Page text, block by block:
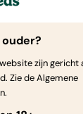
aan
heel
ouder?
zijn gericht
Zie de Algemene